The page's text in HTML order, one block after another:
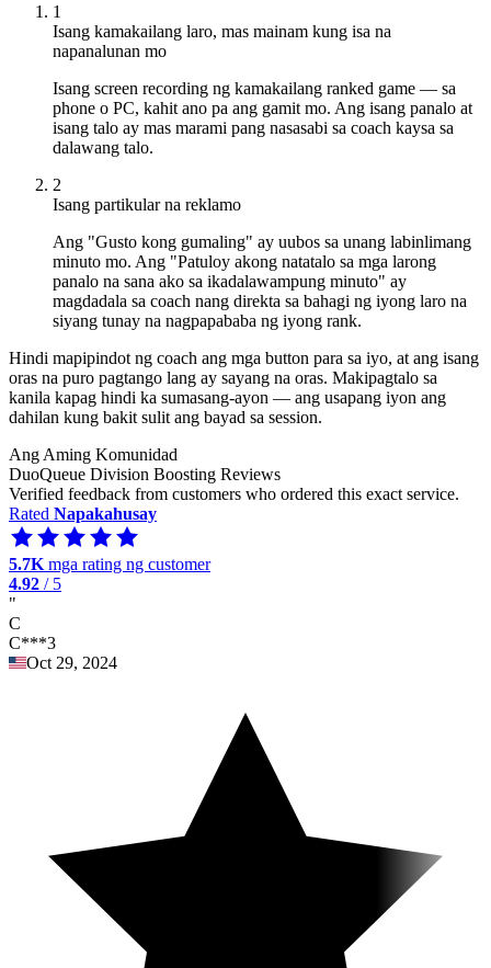
1
Isang kamakailang laro, mas mainam kung isa na
napanalunan mo
Isang screen recording ng kamakailang ranked game — sa
phone o PC, kahit ano pa ang gamit mo. Ang isang panalo at
isang talo ay mas marami pang nasasabi sa coach kaysa sa
dalawang talo.
2
Isang partikular na reklamo
Ang "Gusto kong gumaling" ay uubos sa unang labinlimang
minuto mo. Ang "Patuloy akong natatalo sa mga larong
panalo na sana ako sa ikadalawampung minuto" ay
magdadala sa coach nang direkta sa bahagi ng iyong laro na
siyang tunay na nagpapababa ng iyong rank.
Hindi mapipindot ng coach ang mga button para sa iyo, at ang isang
oras na puro pagtango lang ay sayang na oras. Makipagtalo sa
kanila kapag hindi ka sumasang-ayon — ang usapang iyon ang
dahilan kung bakit sulit ang bayad sa session.
Ang Aming Komunidad
DuoQueue Division Boosting Reviews
Verified feedback from customers who ordered this exact service.
Rated Napakahusay
5.7K mga rating ng customer
4.92 / 5
"
C
C***3
Oct 29, 2024